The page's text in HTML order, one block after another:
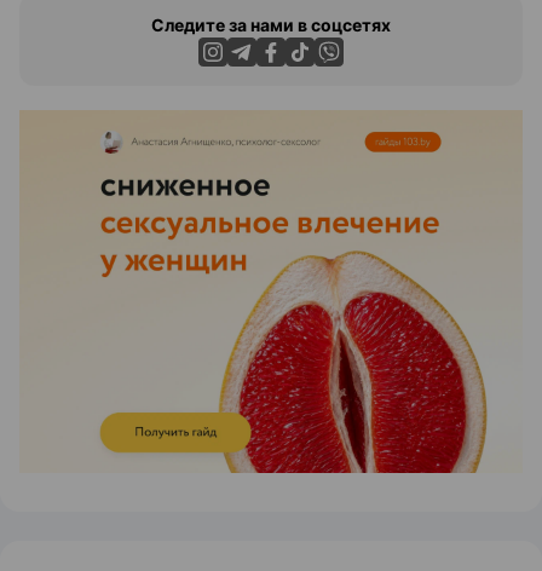
Следите за нами в соцсетях
ЭФФЕКТИВНАЯ РЕКЛАМА НА САЙТЕ